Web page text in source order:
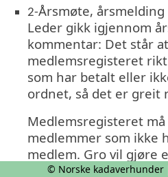
2-Årsmøte, årsmelding
Leder gikk igjennom
kommentar: Det står
medlemsregisteret
som har betalt eller
ordnet, så det er greit
Medlemsregisteret
medlemmer som ikke
medlem. Gro vil gjøre
det vil bli ordnet i
© Norske kadaverhunder